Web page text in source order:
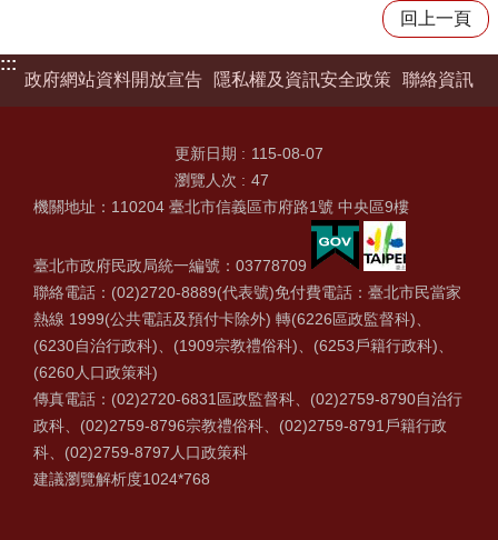
回上一頁
:::
政府網站資料開放宣告
隱私權及資訊安全政策 聯絡資訊
更新日期
115-08-07
瀏覽人次
47
機關地址：110204 臺北市信義區市府路1號 中央區9樓
臺北市政府民政局統一編號：03778709
聯絡電話：(02)2720-8889(代表號)免付費電話：臺北市民當家
熱線 1999(公共電話及預付卡除外) 轉(6226區政監督科)、
(6230自治行政科)、(1909宗教禮俗科)、(6253戶籍行政科)、
(6260人口政策科)
傳真電話：(02)2720-6831區政監督科、(02)2759-8790自治行
政科、(02)2759-8796宗教禮俗科、(02)2759-8791戶籍行政
科、(02)2759-8797人口政策科
建議瀏覽解析度1024*768